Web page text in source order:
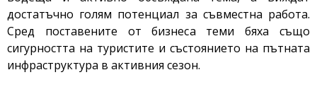
достатъчно голям потенциал за съвместна работа.
Сред поставените от бизнеса теми бяха също
сигурността на туристите и състоянието на пътната
инфраструктура в активния сезон.